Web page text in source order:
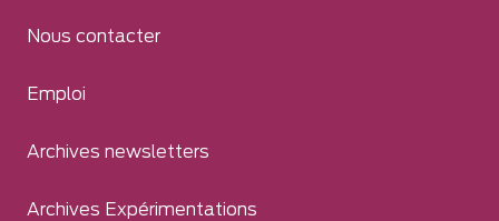
Nous contacter
Emploi
Archives newsletters
Archives Expérimentations